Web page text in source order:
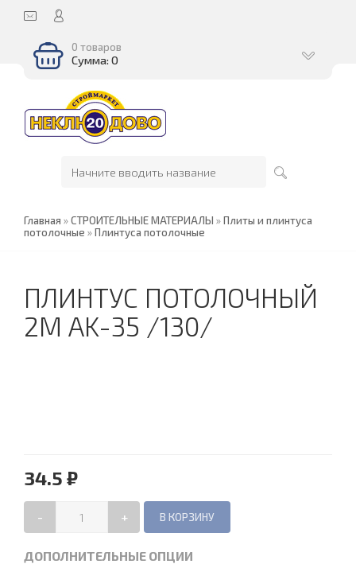
0 товаров
Сумма: 0
Главная »СТРОИТЕЛЬНЫЕ МАТЕРИАЛЫ »Плиты и плинтуса
потолочные »Плинтуса потолочные
ПЛИНТУС ПОТОЛОЧНЫЙ
2М AK-35 /130/
34.5 ₽
- +
ДОПОЛНИТЕЛЬНЫЕ ОПЦИИ